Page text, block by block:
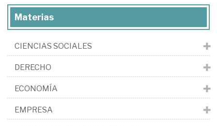
Materias
CIENCIAS SOCIALES
DERECHO
ECONOMÍA
EMPRESA